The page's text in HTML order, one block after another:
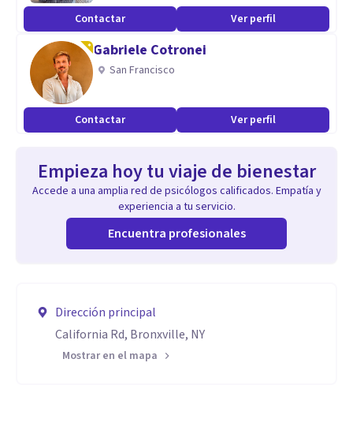
Contactar Ver perfil
Gabriele Cotronei
San Francisco
Contactar Ver perfil
Empieza hoy tu viaje de bienestar
Accede a una amplia red de psicólogos calificados. Empatía y
experiencia a tu servicio.
Encuentra profesionales
Dirección principal
California Rd, Bronxville, NY
Mostrar en el mapa